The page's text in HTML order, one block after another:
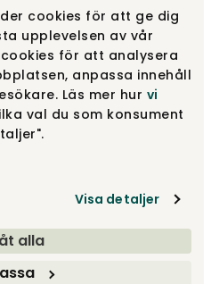
cookies för att ge dig
upplevelsen av vår
för att analysera
anpassa innehåll
Läs mer hur vi
val du som konsument
Visa detaljer
alla
35 550 kr
24 885 kr
24 885 kr
fler +4